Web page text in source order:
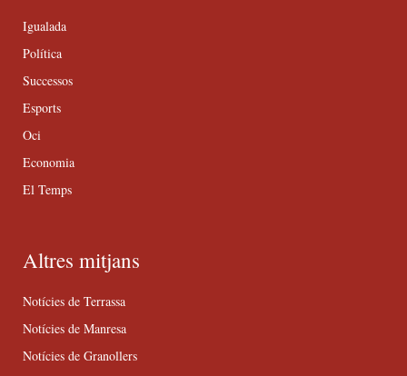
Igualada
Política
Successos
Esports
Oci
Economia
El Temps
Altres mitjans
Notícies de Terrassa
Notícies de Manresa
Notícies de Granollers